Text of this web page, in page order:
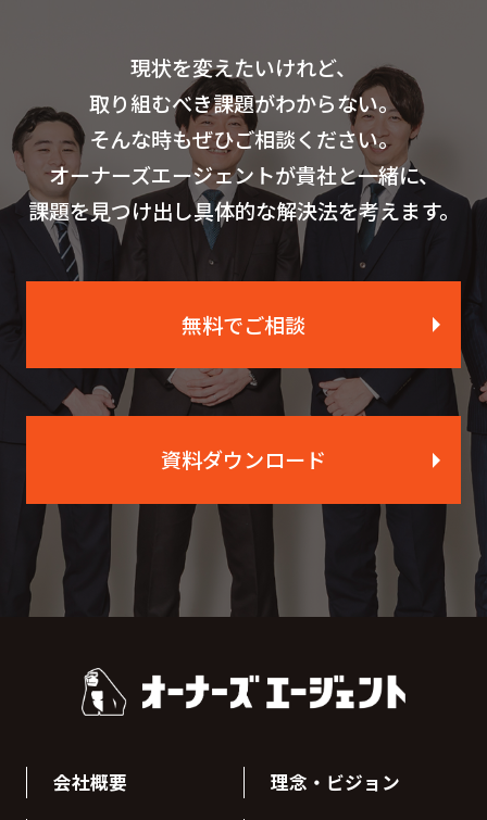
現状を変えたいけれど、
取り組むべき課題がわからない。
そんな時もぜひご相談ください。
オーナーズエージェントが貴社と一緒に、
課題を見つけ出し具体的な解決法を考えます。
無料でご相談
資料ダウンロード
会社概要 理念・ビジョン